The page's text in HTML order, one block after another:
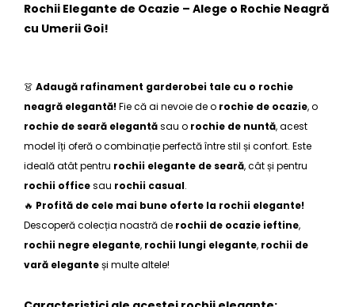
Rochii Elegante de Ocazie – Alege o Rochie Neagră
cu Umerii Goi!
👗 Adaugă rafinament garderobei tale cu o rochie
neagră elegantă!Fie că ai nevoie de o rochie de ocazie, o
rochie de seară elegantăsau o rochie de nuntă, acest
model îți oferă o combinație perfectă între stil și confort. Este
ideală atât pentru rochii elegante de seară, cât și pentru
rochii officesau rochii casual.
🔥 Profită de cele mai bune oferte la rochii elegante!
Descoperă colecția noastră de rochii de ocazie ieftine,
rochii negre elegante, rochii lungi elegante, rochii de
vară eleganteși multe altele!